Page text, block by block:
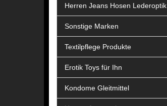
Herren Jeans Hosen Lederoptik
Sonstige Marken
Textilpflege Produkte
Erotik Toys für Ihn
Kondome Gleitmittel